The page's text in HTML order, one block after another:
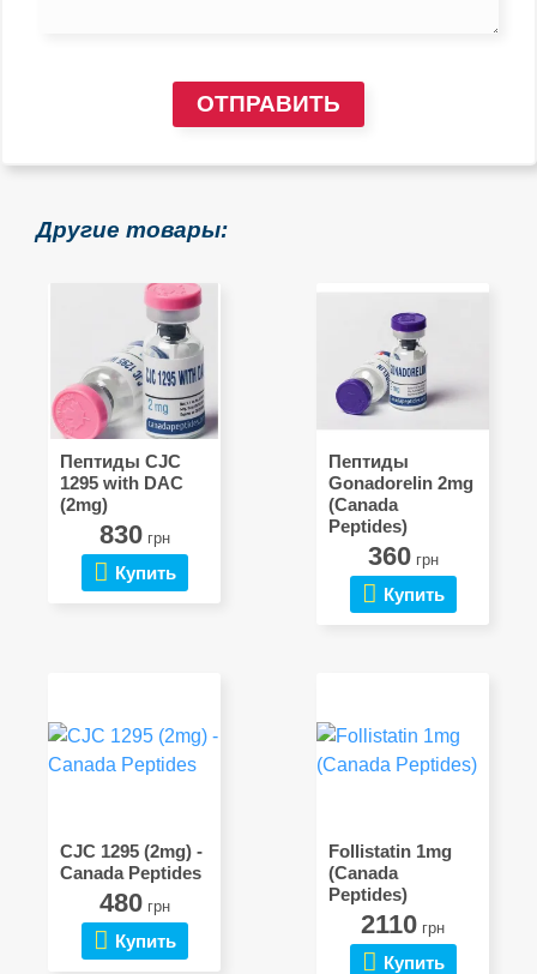
ОТПРАВИТЬ
Другие товары:
Пептиды CJC
1295 with DAC
(2mg)
830грн
Купить
Пептиды
Gonadorelin 2mg
(Canada
Peptides)
360грн
Купить
CJC 1295 (2mg) -
Canada Peptides
480грн
Купить
Follistatin 1mg
(Canada
Peptides)
2110 грн
Купить